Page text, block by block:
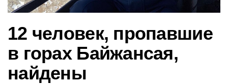
12 человек, пропавшие
в горах Байжансая,
найдены